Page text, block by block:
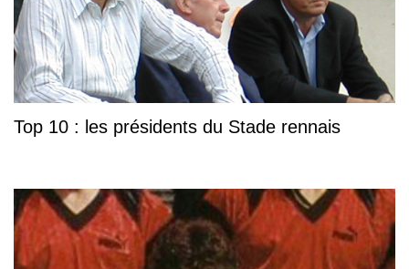
Top 10 : les présidents du Stade rennais